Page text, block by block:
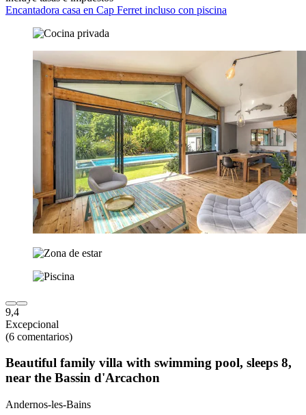
Encantadora casa en Cap Ferret incluso con piscina
9,4
Excepcional
(6 comentarios)
Beautiful family villa with swimming pool, sleeps 8,
near the Bassin d'Arcachon
Andernos-les-Bains